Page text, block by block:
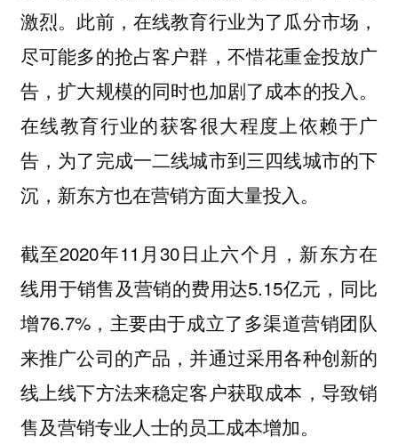
激烈。此前，在线教育行业为了瓜分市场，
尽可能多的抢占客户群，不惜花重金投放广
告，扩大规模的同时也加剧了成本的投入。
在线教育行业的获客很大程度上依赖于广
告，为了完成一二线城市到三四线城市的下
沉，新东方也在营销方面大量投入。
截至2020年11月30日止六个月，新东方在
线用于销售及营销的费用达5.15亿元，同比
增76.7%，主要由于成立了多渠道营销团队
来推广公司的产品，并通过采用各种创新的
线上线下方法来稳定客户获取成本，导致销
售及营销专业人士的员工成本增加。